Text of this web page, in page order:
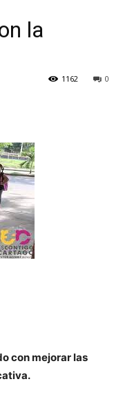
la
0
1162
con mejorar las